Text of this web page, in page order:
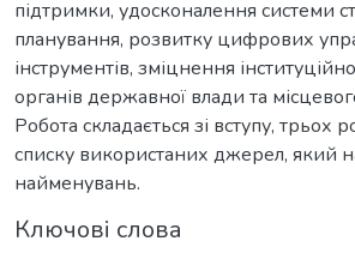
підтримки, удосконалення системи
планування, розвитку цифрових
інструментів, зміцнення
органів державної влади та
Робота складається зі вступу, трьох
списку використаних джерел, який
найменувань.
Ключові слова